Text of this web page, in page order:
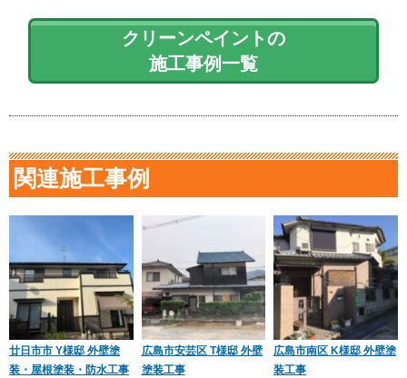
クリーンペイントの
施工事例一覧
関連施工事例
廿日市市 Y様邸 外壁塗
装・屋根塗装・防水工事
広島市安芸区 T様邸 外壁
塗装工事
広島市南区 K様邸 外壁塗
装工事